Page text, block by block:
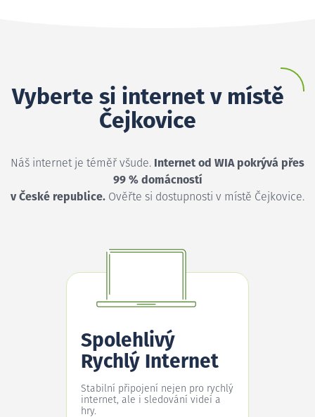
Vyberte si internet v místě
Čejkovice
Náš internet je téměř všude. Internet od WIA pokrývá přes
99 % domácností
v České republice. Ověřte si dostupnosti v místě Čejkovice.
Spolehlivý
Rychlý Internet
Stabilní připojení nejen pro rychlý
internet, ale i sledování videí a
hry.